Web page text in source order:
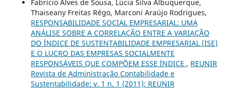
Fabrício Alves de Sousa, Lúcia Silva Albuquerque,
Thaiseany Freitas Rêgo, Marconi Araújo Rodrigues,
RESPONSABILIDADE SOCIAL EMPRESARIAL: UMA
ANÁLISE SOBRE A CORRELAÇÃO ENTRE A VARIAÇÃO
DO ÍNDICE DE SUSTENTABILIDADE EMPRESARIAL (ISE)
E O LUCRO DAS EMPRESAS SOCIALMENTE
RESPONSÁVEIS QUE COMPÕEM ESSE ÍNDICE , REUNIR
Revista de Administração Contabilidade e
Sustentabilidade: v. 1 n. 1 (2011): REUNIR